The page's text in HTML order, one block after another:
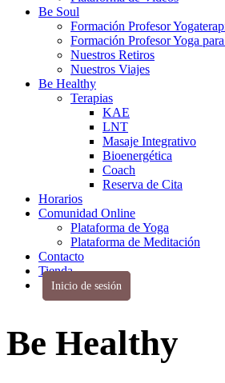
Be Soul
Formación Profesor
Formación Profesor Yoga
Nuestros Retiros
Nuestros Viajes
Be Healthy
Terapias
KAE
LNT
Masaje Integrativo
Bioenergética
Coach
Reserva de Cita
Horarios
Comunidad Online
Plataforma de Yoga
Plataforma de Meditación
Contacto
Tienda
Inicio de sesión
Be Healthy